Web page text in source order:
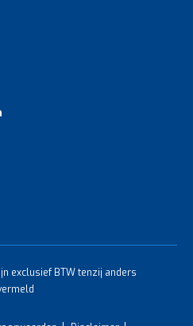
exclusief BTW tenzij anders